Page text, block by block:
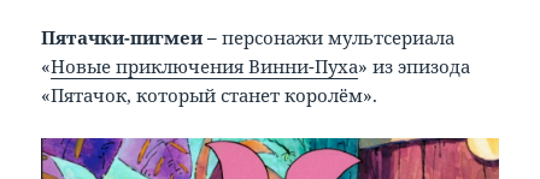
Пятачки-пигмеи –персонажи мультсериала
«Новые приключения Винни-Пуха» из эпизода
«Пятачок, который станет королём».